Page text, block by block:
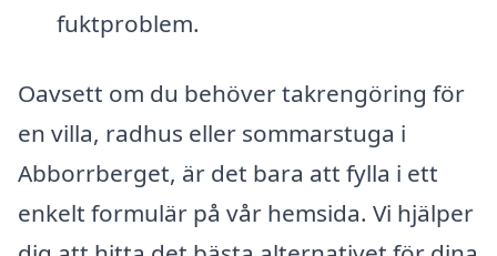
fuktproblem.
Oavsett om du behöver takrengöring för
en villa, radhus eller sommarstuga i
Abborrberget, är det bara att fylla i ett
enkelt formulär på vår hemsida. Vi hjälper